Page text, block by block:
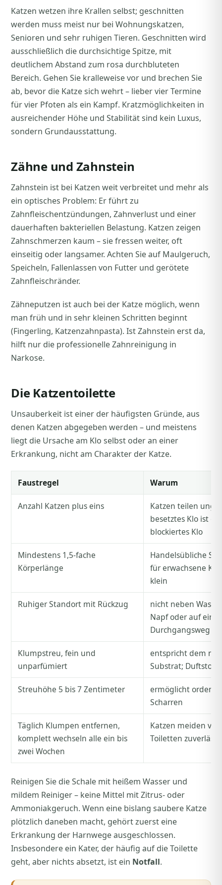
Katzen wetzen ihre Krallen selbst; geschnitten
werden muss meist nur bei Wohnungskatzen,
Senioren und sehr ruhigen Tieren. Geschnitten wird
ausschließlich die durchsichtige Spitze, mit
deutlichem Abstand zum rosa durchbluteten
Bereich. Gehen Sie kralleweise vor und brechen Sie
ab, bevor die Katze sich wehrt – lieber vier Termine
für vier Pfoten als ein Kampf. Kratzmöglichkeiten in
ausreichender Höhe und Stabilität sind kein Luxus,
sondern Grundausstattung.
Zähne und Zahnstein
Zahnstein ist bei Katzen weit verbreitet und mehr als
ein optisches Problem: Er führt zu
Zahnfleischentzündungen, Zahnverlust und einer
dauerhaften bakteriellen Belastung. Katzen zeigen
Zahnschmerzen kaum – sie fressen weiter, oft
einseitig oder langsamer. Achten Sie auf Maulgeruch,
Speicheln, Fallenlassen von Futter und gerötete
Zahnfleischränder.
Zähneputzen ist auch bei der Katze möglich, wenn
man früh und in sehr kleinen Schritten beginnt
(Fingerling, Katzenzahnpasta). Ist Zahnstein erst da,
hilft nur die professionelle Zahnreinigung in
Narkose.
Die Katzentoilette
Unsauberkeit ist einer der häufigsten Gründe, aus
denen Katzen abgegeben werden – und meistens
liegt die Ursache am Klo selbst oder an einer
Erkrankung, nicht am Charakter der Katze.
Faustregel Warum
Anzahl Katzen plus eins
Katzen teilen
besetztes Klo ist ein
blockiertes Klo
Mindestens 1,5-fache
Körperlänge
Handelsübliche
für erwachsene
klein
Ruhiger Standort mit Rückzug
nicht neben
Napf oder auf
Durchgangsweg
Klumpstreu, fein und
unparfümiert
entspricht dem
Substrat;
Streuhöhe 5 bis 7 Zentimeter
ermöglicht
Scharren
Täglich Klumpen entfernen,
komplett wechseln alle ein bis
zwei Wochen
Katzen meiden
Toiletten
Reinigen Sie die Schale mit heißem Wasser und
mildem Reiniger – keine Mittel mit Zitrus- oder
Ammoniakgeruch. Wenn eine bislang saubere Katze
plötzlich daneben macht, gehört zuerst eine
Erkrankung der Harnwege ausgeschlossen.
Insbesondere ein Kater, der häufig auf die Toilette
geht, aber nichts absetzt, ist ein Notfall.